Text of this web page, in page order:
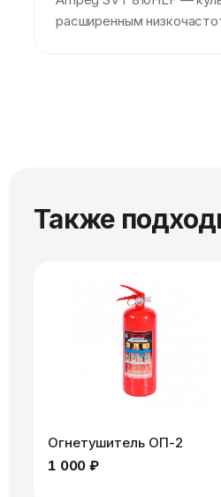
расширенным
Также
Огнетушитель ОП-2
1 000 ₽